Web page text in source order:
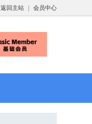
返回主站 会员中心